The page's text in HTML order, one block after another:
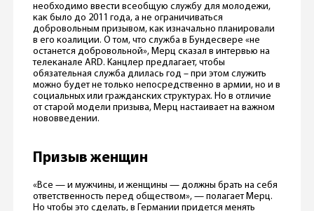
необходимо ввести всеобщую службу для молодежи,
как было до 2011 года, а не ограничиваться
добровольным призывом, как изначально планировали
в его коалиции. О том, что служба в Бундесвере «не
останется добровольной», Мерц сказал в интервью на
телеканале ARD. Канцлер предлагает, чтобы
обязательная служба длилась год – при этом служить
можно будет не только непосредственно в армии, но и в
социальных или гражданских структурах. Но в отличие
от старой модели призыва, Мерц настаивает на важном
нововведении.
Призыв женщин
«Все — и мужчины, и женщины — должны брать на себя
ответственность перед обществом», — полагает Мерц.
Но чтобы это сделать, в Германии придется менять